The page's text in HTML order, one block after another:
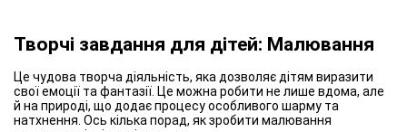
Творчі завдання для дітей: Малювання
Це чудова творча діяльність, яка дозволяє дітям виразити
свої емоції та фантазії. Це можна робити не лише вдома, але
й на природі, що додає процесу особливого шарму та
натхнення. Ось кілька порад, як зробити малювання